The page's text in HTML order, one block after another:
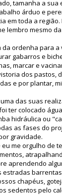
tamanha a sua
árduo e
em toda a região.
lembro mesmo
ordenha para a
gabarros e
marcar e
dos pastos,
e por plantar,
das suas
ter colocado
hidráulica ou
as fases do
gravidade.
me orgulho de
aprendendo
chapéus,
sedentos pelo